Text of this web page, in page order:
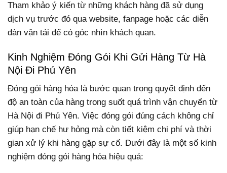
Tham khảo ý kiến từ những khách hàng đã sử dụng
dịch vụ trước đó qua website, fanpage hoặc các diễn
đàn vận tải để có góc nhìn khách quan.
Kinh Nghiệm Đóng Gói Khi Gửi Hàng Từ Hà
Nội Đi Phú Yên
Đóng gói hàng hóa là bước quan trọng quyết định đến
độ an toàn của hàng trong suốt quá trình vận chuyển từ
Hà Nội đi Phú Yên. Việc đóng gói đúng cách không chỉ
giúp hạn chế hư hỏng mà còn tiết kiệm chi phí và thời
gian xử lý khi hàng gặp sự cố. Dưới đây là một số kinh
nghiệm đóng gói hàng hóa hiệu quả: